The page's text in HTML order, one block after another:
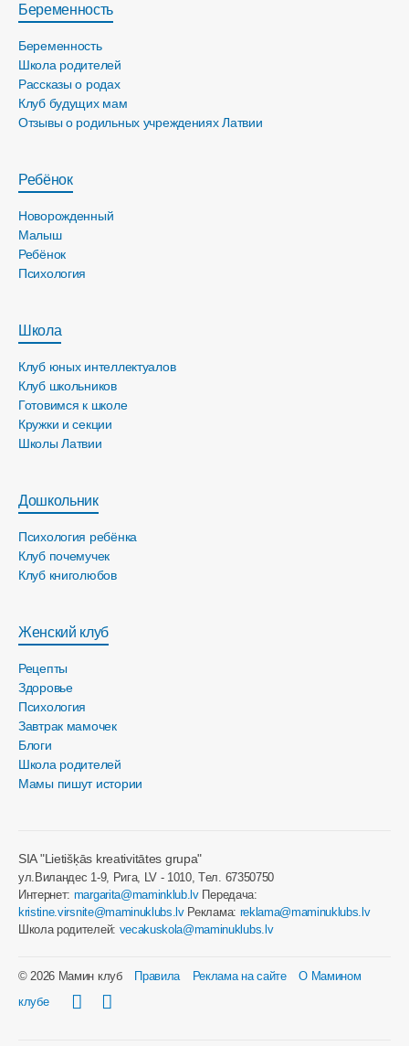
Беременность
Беременность
Школа родителей
Рассказы о родах
Клуб будущих мам
Отзывы о родильных учреждениях Латвии
Ребёнок
Новорожденный
Малыш
Ребёнок
Психология
Школа
Клуб юных интеллектуалов
Клуб школьников
Готовимся к школе
Кружки и секции
Школы Латвии
Дошкольник
Психология ребёнка
Клуб почемучек
Клуб книголюбов
Женский клуб
Рецепты
Здоровье
Психология
Завтрак мамочек
Блоги
Школа родителей
Мамы пишут истории
SIA "Lietišķās kreativitātes grupa"
ул.Виландес 1-9, Рига, LV - 1010, Tел. 67350750
Интернет: margarita@maminklub.lvПередача:
kristine.virsnite@maminuklubs.lvРеклама: reklama@maminuklubs.lv
Школа родителей: vecakuskola@maminuklubs.lv
© 2026 Мамин клуб Правила Реклама на сайте
О Мамином
клубе